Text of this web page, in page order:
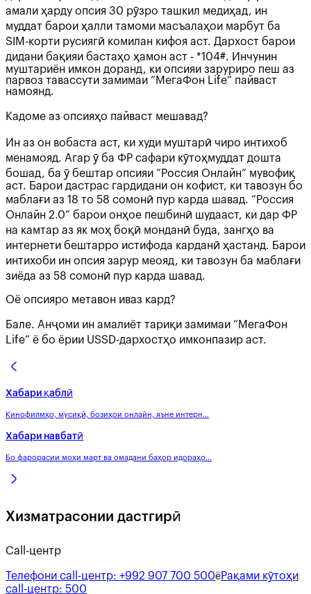
амали ҳарду опсия 30 рӯзро ташкил медиҳад, ин
муддат барои ҳалли тамоми масъалаҳои марбут ба
SIM-корти русиягӣ комилан кифоя аст. Дархост барои
дидани бақияи бастаҳо ҳамон аст - *104#. Инчунин
муштариён имкон доранд, ки опсияи заруриро пеш аз
парвоз тавассути замимаи “МегаФон Life” пайваст
намоянд.
Кадоме аз опсияҳо пайваст мешавад?
Ин аз он вобаста аст, ки худи муштарӣ чиро интихоб
менамояд. Агар ӯ ба ФР сафари кӯтоҳмуддат дошта
бошад, ба ӯ бештар опсияи “Россия Онлайн” мувофиқ
аст. Барои дастрас гардидани он кофист, ки тавозун бо
маблағи аз 18 то 58 сомонӣ пур карда шавад. “Россия
Онлайн 2.0” барои онҳое пешбинӣ шудааст, ки дар ФР
на камтар аз як моҳ боқӣ монданӣ буда, зангҳо ва
интернети бештарро истифода карданӣ ҳастанд. Барои
интихоби ин опсия зарур меояд, ки тавозун ба маблағи
зиёда аз 58 сомонӣ пур карда шавад.
Оё опсияро метавон иваз кард?
Бале. Анҷоми ин амалиёт тариқи замимаи “МегаФон
Life” ё бо ёрии USSD-дархостҳо имконпазир аст.
Хабари қаблӣ
Кинофилмҳо, мусиқӣ, бозиҳои онлайн, яъне интерн...
Хабари навбатӣ
Бо фарорасии моҳи март ва омадани баҳор идораҳо...
Хизматрасонии дастгирӣ
Call-центр
Телефони call-центр: +992 907 700 500ёРақами кӯтоҳи
call-центр: 500